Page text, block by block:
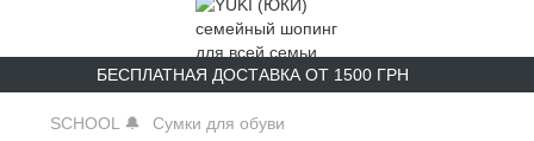
БЕСПЛАТНАЯ ДОСТАВКА ОТ 1500 ГРН
SCHOOL 🔔 Сумки для обуви